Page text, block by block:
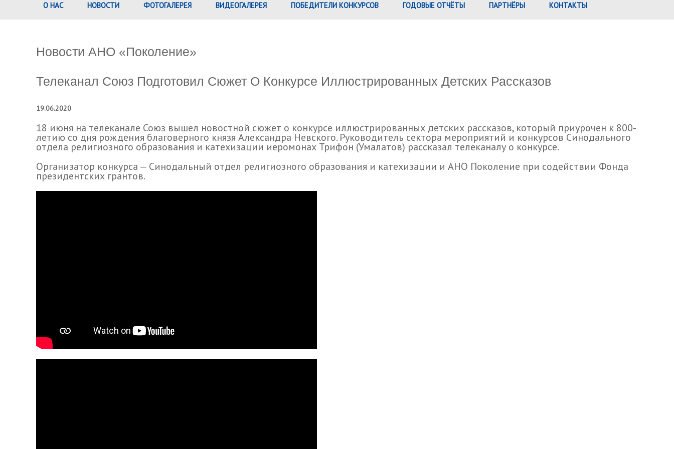
О НАС НОВОСТИ ФОТОГАЛЕРЕЯ ВИДЕОГАЛЕРЕЯ ПОБЕДИТЕЛИ КОНКУРСОВ ГОДОВЫЕ ОТЧЁТЫ ПАРТНЁРЫ КОНТАКТЫ
Новости АНО «Поколение»
Телеканал Союз Подготовил Сюжет О Конкурсе Иллюстрированных Детских Рассказов
19.06.2020
18 июня на телеканале Союз вышел новостной сюжет о конкурсе иллюстрированных детских рассказов, который приурочен к 800-
летию со дня рождения благоверного князя Александра Невского. Руководитель сектора мероприятий и конкурсов Синодального
отдела религиозного образования и катехизации иеромонах Трифон (Умалатов) рассказал телеканалу о конкурсе.
Организатор конкурса — Синодальный отдел религиозного образования и катехизации и АНО Поколение при содействии Фонда
президентских грантов.